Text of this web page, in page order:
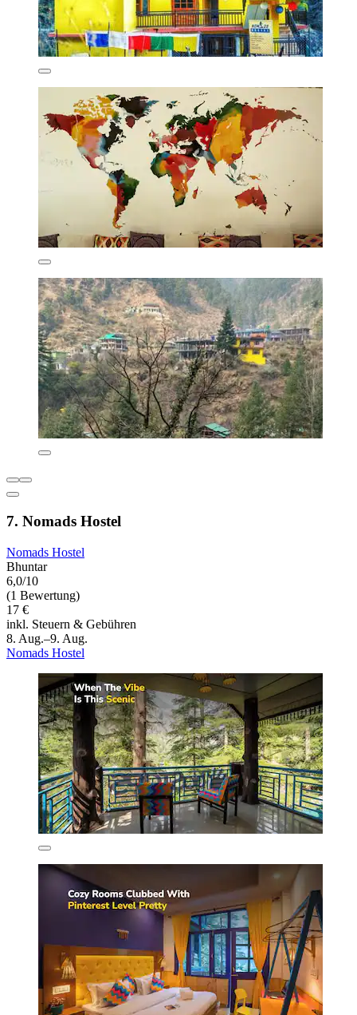
7. Nomads Hostel
Nomads Hostel
Bhuntar
6,0/10
(1 Bewertung)
17 €
inkl. Steuern & Gebühren
8. Aug.–9. Aug.
Nomads Hostel